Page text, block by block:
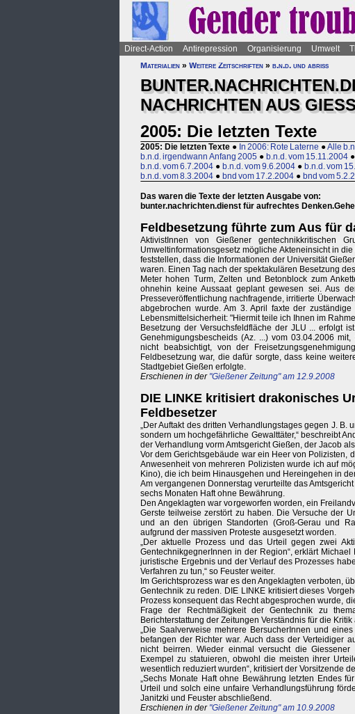
Direct-Action Antirepression Organisierung Umwelt
Materialien » Weitere Zeitschriften » b.n.d. und abriss
NACHRICHTEN AUS
2005: Die letzten Texte
2005: Die letzten Texte ● In 2006: Rote Laterne ●Alle
b.n.d. irgendwann Anfang 2005 ● b.n.d. vom 15.11.2004 ●
b.n.d. vom 6.7.2004 ● b.n.d. vom 9.6.2004 ● b.n.d. vom
b.n.d. vom 8.3.2004 ● bnd vom 17.2.2004 ● bnd vom
Das waren die Texte der letzten Ausgabe von:
bunter.nachrichten.dienst für aufrechtes
Feldbesetzung führte zum Aus für
AktivistInnen von Gießener gentechnikkritischen
Umweltinformationsgesetz mögliche Akteneinsicht in
feststellen, dass die Informationen der Universität
waren. Einen Tag nach der spektakulären Besetzung
Meter hohen Turm, Zelten und Betonblock zum
ohnehin keine Aussaat geplant gewesen sei. Aus
Presseveröffentlichung nachfragende, irritierte
abgebrochen wurde. Am 3. April faxte der
Lebensmittelsicherheit: "Hiermit teile ich Ihnen im
Besetzung der Versuchsfeldfläche der JLU ... erfolgt
Genehmigungsbescheids (Az. ...) vom 03.04.2006
nicht beabsichtigt, von der
Feldbesetzung war, die dafür sorgte, dass keine
Stadtgebiet Gießen erfolgte.
Erschienen in der "Gießener Zeitung" am 12.9.2008
DIE LINKE kritisiert drakonisches
Feldbesetzer
„Der Auftakt des dritten Verhandlungstages gegen J. B.
sondern um hochgefährliche Gewalttäter,“ beschreibt
der Verhandlung vorm Amtsgericht Gießen, der Jacob
Vor dem Gerichtsgebäude war ein Heer von Polizisten,
Anwesenheit von mehreren Polizisten wurde ich auf
Kino), die ich beim Hinausgehen und Hereingehen in
Am vergangenen Donnerstag verurteilte das
sechs Monaten Haft ohne Bewährung.
Den Angeklagten war vorgeworfen worden, ein
Gerste teilweise zerstört zu haben. Die Versuche der
und an den übrigen Standorten (Groß-Gerau und
aufgrund der massiven Proteste ausgesetzt worden.
„Der aktuelle Prozess und das Urteil gegen zwei
GentechnikgegnerInnen in der Region“, erklärt
juristische Ergebnis und der Verlauf des Prozesses
Verfahren zu tun,“ so Feuster weiter.
Im Gerichtsprozess war es den Angeklagten verboten,
Gentechnik zu reden. DIE LINKE kritisiert dieses
Prozess konsequent das Recht abgesprochen wurde,
Frage der Rechtmäßigkeit der Gentechnik zu
Berichterstattung der Zeitungen Verständnis für die
„Die Saalverweise mehrere BersucherInnen und
befangen der Richter war. Auch dass der Verteidiger
nicht beirren. Wieder einmal versucht die
Exempel zu statuieren, obwohl die meisten ihrer
wesentlich reduziert wurden“, kritisiert der Vorsitzende
„Sechs Monate Haft ohne Bewährung letzten Endes
Urteil und solch eine unfaire Verhandlungsführung
Janitzki und Feuster abschließend.
Erschienen in der "Gießener Zeitung" am 10.9.2008